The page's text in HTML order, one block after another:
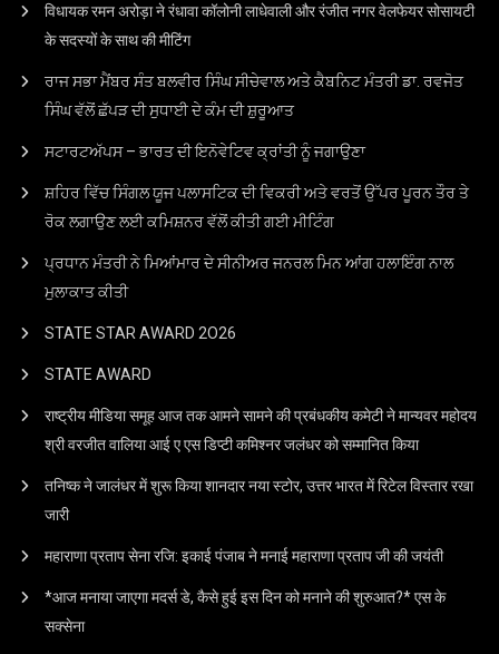
विधायक रमन अरोड़ा ने रंधावा कॉलोनी लाधेवाली और रंजीत नगर वेलफेयर सोसायटी
के सदस्यों के साथ की मीटिंग
ਰਾਜ ਸਭਾ ਮੈਂਬਰ ਸੰਤ ਬਲਵੀਰ ਸਿੰਘ ਸੀਚੇਵਾਲ ਅਤੇ ਕੈਬਨਿਟ ਮੰਤਰੀ ਡਾ. ਰਵਜੋਤ
ਸਿੰਘ ਵੱਲੋਂ ਛੱਪੜ ਦੀ ਸੁਧਾਈ ਦੇ ਕੰਮ ਦੀ ਸ਼ੁਰੂਆਤ
ਸਟਾਰਟਅੱਪਸ – ਭਾਰਤ ਦੀ ਇਨੋਵੇਟਿਵ ਕ੍ਰਾਂਤੀ ਨੂੰ ਜਗਾਉਣਾ
ਸ਼ਹਿਰ ਵਿੱਚ ਸਿੰਗਲ ਯੂਜ ਪਲਾਸਟਿਕ ਦੀ ਵਿਕਰੀ ਅਤੇ ਵਰਤੋਂ ਉੱਪਰ ਪੂਰਨ ਤੌਰ ਤੇ
ਰੋਕ ਲਗਾਉਣ ਲਈ ਕਮਿਸ਼ਨਰ ਵੱਲੋਂ ਕੀਤੀ ਗਈ ਮੀਟਿੰਗ
ਪ੍ਰਧਾਨ ਮੰਤਰੀ ਨੇ ਮਿਆਂਮਾਰ ਦੇ ਸੀਨੀਅਰ ਜਨਰਲ ਮਿਨ ਆਂਗ ਹਲਾਇੰਗ ਨਾਲ
ਮੁਲਾਕਾਤ ਕੀਤੀ
STATE STAR AWARD 2O26
STATE AWARD
राष्ट्रीय मीडिया समूह आज तक आमने सामने की प्रबंधकीय कमेटी ने मान्यवर महोदय
श्री वरजीत वालिया आई ए एस डिप्टी कमिश्नर जलंधर को सम्मानित किया
तनिष्क ने जालंधर में शुरू किया शानदार नया स्टोर, उत्तर भारत में रिटेल विस्तार रखा
जारी
महाराणा प्रताप सेना रजि: इकाई पंजाब ने मनाई महाराणा प्रताप जी की जयंती
*आज मनाया जाएगा मदर्स डे, कैसे हुई इस दिन को मनाने की शुरुआत?* एस के
सक्सेना